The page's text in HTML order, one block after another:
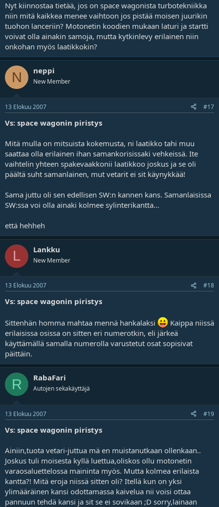
Nyt kiinnostaa tietää, jos on space wagonista turbotekniikka
niin mitä kaikkea menee vaihtoon jos pistää moisen juurikin
tuohon lanceriin? Motonetin koodien mukaan laturi ja startti
voivat olla ainakin samoja, mutta kytkinlevy erilainen niin
onkohan myös laatikkokin?
N neppi
New Member
13 Elokuu 2007 #17
Vs: space wagonin piristys
Mitä mulla on mitsuista kokemusta, ni laatikko tahi muu
saattaa olla erilainen ihan samankorisissaki vehkeissä. Ite
vaihtelin yhteen spakevaakkonii laatikkoo joskus ja se oli
päältä suht samanlainen, mut vetarit ei sit käynykkää!
Sama juttu oli sen edellisen SW:n kannen kans. Samanlaisissa
SW:ssa voi olla ainaki kolmee sylinterikantta...
että hehheh
L Lankku
New Member
13 Elokuu 2007 #18
Vs: space wagonin piristys
Sittenhän homma mahtaa mennä hankalaksi
Kaippa niissä
erilaisissa osissa on sitten eri numerotkin, eli järkeä
käyttämällä samalla numerolla varustetut osat sopisivat
päittäin.
R RabaFari
Autojen sekakäyttäjä
13 Elokuu 2007 #19
Vs: space wagonin piristys
Ainiin,tuota vetari-juttua mä en muistanutkaan ollenkaan..
Joskus tuli moisesta kyllä luettua,oliskos ollu motonetin
varaosaluettelossa maininta myös. Mutta kolmea erilaista
kantta?! Mitä eroja niissä sitten oli? Itellä kun on yksi
ylimääräinen kansi odottamassa kaivelua nii voisi ottaa
pannuun tehdä kansi ja sit se ei sovikaan ;D sorry,lainaan